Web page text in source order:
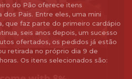
do Pão oferece itens
dos Pais. Entre eles, uma mini
que faz parte do primeiro cardápio
seis anos depois, um sucesso
ofertados, os pedidos já estão
retirada no próprio dia 9 de
são: